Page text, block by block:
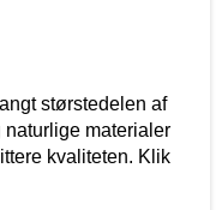
størstedelen af
naturlige materialer
kvaliteten. Klik